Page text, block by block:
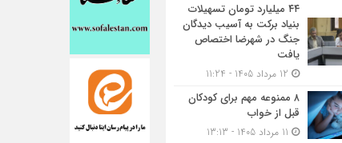
۴۴ میلیارد تومان تسهیلات
بنیاد برکت به آسیب دیدگان
جنگ در شهرضا اختصاص
یافت
۸ ممنوعه مهم برای کودکان
قبل از خواب